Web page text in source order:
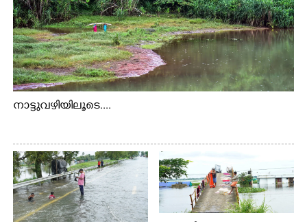
നാട്ടുവഴിയിലൂടെ....